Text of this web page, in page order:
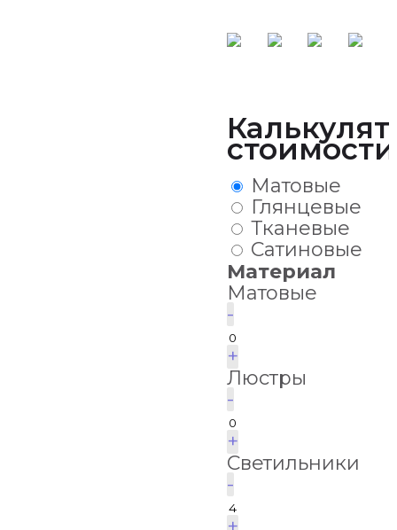
стоимости
Матовые
Глянцевые
Тканевые
Сатиновые
Материал
Матовые
-
+
Люстры
-
+
Светильники
-